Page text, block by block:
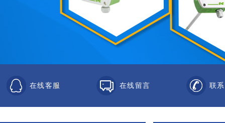
在线客服 在线留言 联